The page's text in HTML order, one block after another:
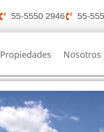
55-5550 2946 55-
Propiedades Nosotros